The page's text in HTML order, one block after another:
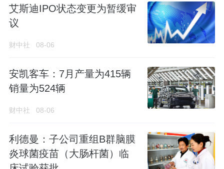
艾斯迪IPO状态变更为暂缓审
议
财中社 08-06
安凯客车：7月产量为415辆
销量为524辆
财中社 08-06
利德曼：子公司重组B群脑膜
炎球菌疫苗（大肠杆菌）临